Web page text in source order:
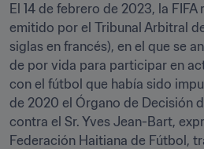
El 14 de febrero de 2023, la
emitido por el Tribunal Arbitral
siglas en francés), en el que se
de por vida para participar en
con el fútbol que había sido
de 2020 el Órgano de Decisión
contra el Sr. Yves Jean-Bart,
Federación Haitiana de Fútbol,